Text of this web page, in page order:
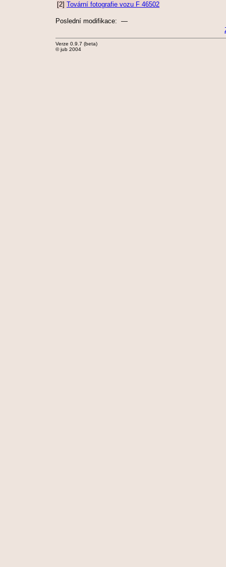
[2] Tovární fotografie vozu F 46502
Poslední modifikace: —
Verze 0.9.7 (beta)
© jub 2004